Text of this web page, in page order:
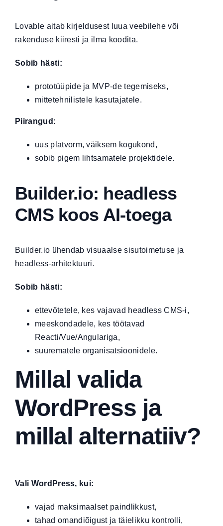
Lovable aitab kirjeldusest luua veebilehe või
rakenduse kiiresti ja ilma koodita.
Sobib hästi:
prototüüpide ja MVP-de tegemiseks,
mittetehnilistele kasutajatele.
Piirangud:
uus platvorm, väiksem kogukond,
sobib pigem lihtsamatele projektidele.
Builder.io: headless
CMS koos AI-toega
Builder.io ühendab visuaalse sisutoimetuse ja
headless-arhitektuuri.
Sobib hästi:
ettevõtetele, kes vajavad headless CMS-i,
meeskondadele, kes töötavad
Reacti/Vue/Angulariga,
suurematele organisatsioonidele.
Millal valida
WordPress ja
millal alternatiiv?
Vali WordPress, kui:
vajad maksimaalset paindlikkust,
tahad omandiõigust ja täielikku kontrolli,